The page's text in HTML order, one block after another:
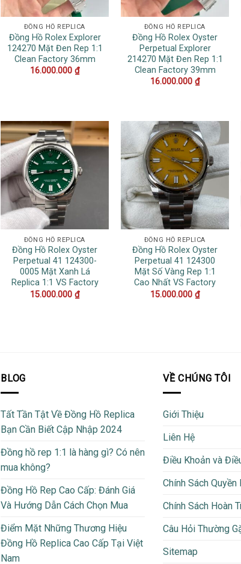
ĐỒNG HỒ REPLICA
Đồng Hồ Rolex Explorer
124270 Mặt Đen Rep 1:1
Clean Factory 36mm
16.000.000 ₫
ĐỒNG HỒ REPLICA
Đồng Hồ Rolex Oyster
Perpetual Explorer
214270 Mặt Đen Rep 1:1
Clean Factory 39mm
16.000.000 ₫
ĐỒNG HỒ REPLICA
Đồng Hồ Rolex Oyster
Perpetual 41 124300-
0005 Mặt Xanh Lá
Replica 1:1 VS Factory
15.000.000 ₫
ĐỒNG HỒ REPLICA
Đồng Hồ Rolex Oyster
Perpetual 41 124300
Mặt Số Vàng Rep 1:1
Cao Nhất VS Factory
15.000.000 ₫
BLOG
Tất Tần Tật Về Đồng Hồ Replica
Bạn Cần Biết Cập Nhập 2024
Đồng hồ rep 1:1 là hàng gì? Có nên
mua không?
Đồng Hồ Rep Cao Cấp: Đánh Giá
Và Hướng Dẫn Cách Chọn Mua
Điểm Mặt Những Thương Hiệu
Đồng Hồ Replica Cao Cấp Tại Việt
Nam
VỀ CHÚNG TÔI
Giới Thiệu
Liên Hệ
Điều Khoản và
Chính Sách Quyền
Chính Sách Hoàn
Câu Hỏi Thường
Sitemap